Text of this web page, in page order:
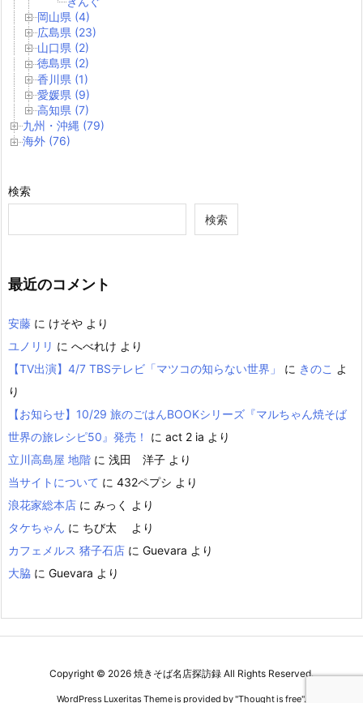
岡山県 (4)
広島県 (23)
山口県 (2)
徳島県 (2)
香川県 (1)
愛媛県 (9)
高知県 (7)
九州・沖縄 (79)
海外 (76)
検索
検索
最近のコメント
安藤 に けそや より
ユノリリ に へべれけ より
【TV出演】4/7 TBSテレビ「マツコの知らない世界」
に きのこ よ
り
【お知らせ】10/29 旅のごはんBOOKシリーズ『マルちゃん焼そば
世界の旅レシピ50』発売！
に act 2 ia より
立川高島屋 地階 に 浅田 洋子 より
当サイトについて に 432ペプシ より
浪花家総本店 に みっく
より
タケちゃん に ちび太
より
カフェメルス 猪子石店 に Guevara より
大脇 に Guevara より
Copyright © 2026 焼きそば名店探訪録 All Rights Reserved.
WordPress Luxeritas Theme is provided by "Thought is free".